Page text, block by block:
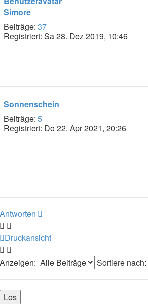
Simore
Beiträge: 37
Registriert: Sa 28. Dez 2019, 10:46
Sonnenschein
Beiträge: 5
Registriert: Do 22. Apr 2021, 20:26
Antworten
Druckansicht
Anzeigen: Sortiere nach: